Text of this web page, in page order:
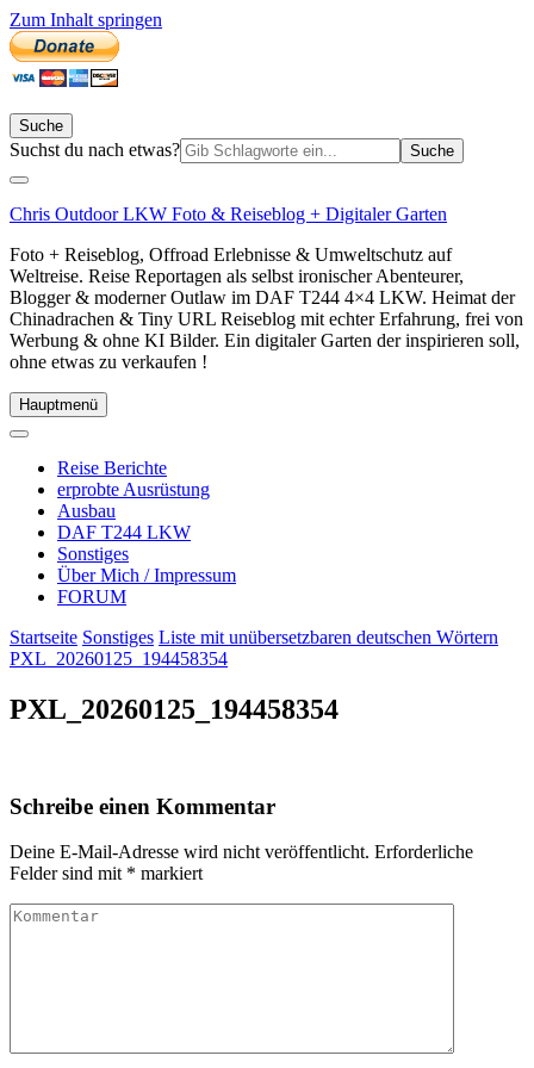
Zum Inhalt springen
Suche
Suchen
Suchst du nach etwas?
Chris Outdoor LKW Foto & Reiseblog + Digitaler Garten
Foto + Reiseblog, Offroad Erlebnisse & Umweltschutz auf
Weltreise. Reise Reportagen als selbst ironischer Abenteurer,
Blogger & moderner Outlaw im DAF T244 4×4 LKW. Heimat der
Chinadrachen & Tiny URL Reiseblog mit echter Erfahrung, frei von
Werbung & ohne KI Bilder. Ein digitaler Garten der inspirieren soll,
ohne etwas zu verkaufen !
Hauptmenü
Reise Berichte
erprobte Ausrüstung
Ausbau
DAF T244 LKW
Sonstiges
Über Mich / Impressum
FORUM
Startseite Sonstiges Liste mit unübersetzbaren deutschen Wörtern
PXL_20260125_194458354
PXL_20260125_194458354
Schreibe einen Kommentar
Deine E-Mail-Adresse wird nicht veröffentlicht. Erforderliche
Felder sind mit * markiert
Kommentar